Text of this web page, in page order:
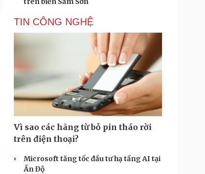
TIN CÔNG NGHỆ
Vì sao các hãng từ bỏ pin tháo rời
trên điện thoại?
Microsoft tăng tốc đầu tư hạ tầng AI tại
Ấn Độ